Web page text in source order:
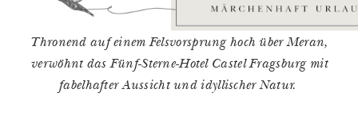
Thronend auf einem Felsvorsprung hoch über Meran,
verwöhnt das Fünf-Sterne-Hotel Castel Fragsburg mit
fabelhafter Aussicht und idyllischer Natur.